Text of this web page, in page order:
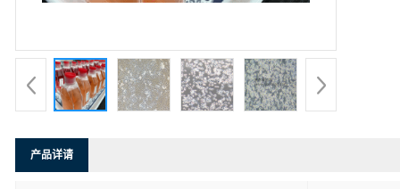
产品详请